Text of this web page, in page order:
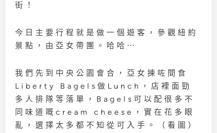
街！
今日主要行程就是做一個遊客，參觀紐約
景點，由亞女帶團。哈哈⋯
我們先到中央公園會合，亞女揀咗間食
Liberty Bagels做Lunch，店裡面勁
多人排隊等落單，Bagels可以配很多不
同味道嘅cream cheese，實在花多眼
亂，選擇太多都不知從可入手。（看圖）